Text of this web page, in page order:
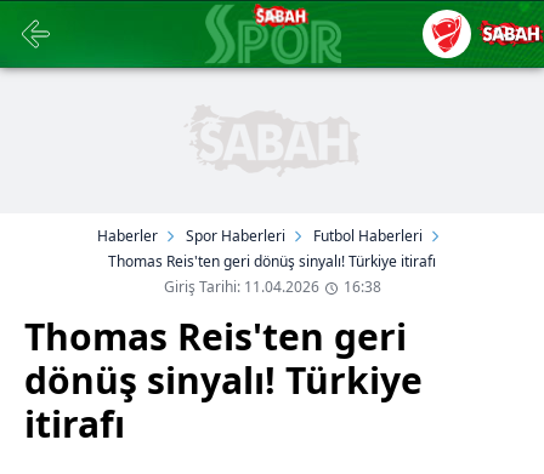
Haberler Spor Haberleri
Futbol Haberleri
Thomas Reis'ten geri dönüş sinyalı! Türkiye itirafı
Giriş Tarihi: 11.04.2026
16:38
Thomas Reis'ten geri
dönüş sinyalı! Türkiye
itirafı